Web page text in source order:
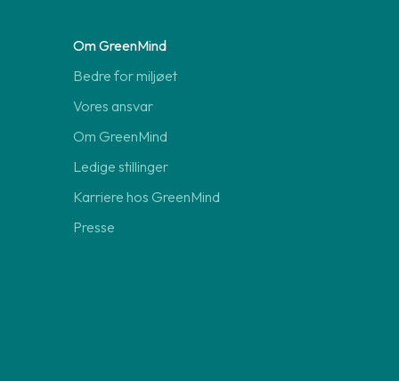
Om GreenMind
Bedre for miljøet
Vores ansvar
Om GreenMind
Ledige stillinger
Karriere hos GreenMind
Presse